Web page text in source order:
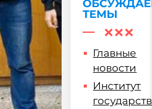
ТЕМЫ
Главные
новости
Институт